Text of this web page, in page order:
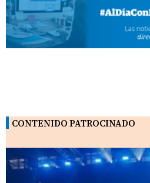
CONTENIDO PATROCINADO